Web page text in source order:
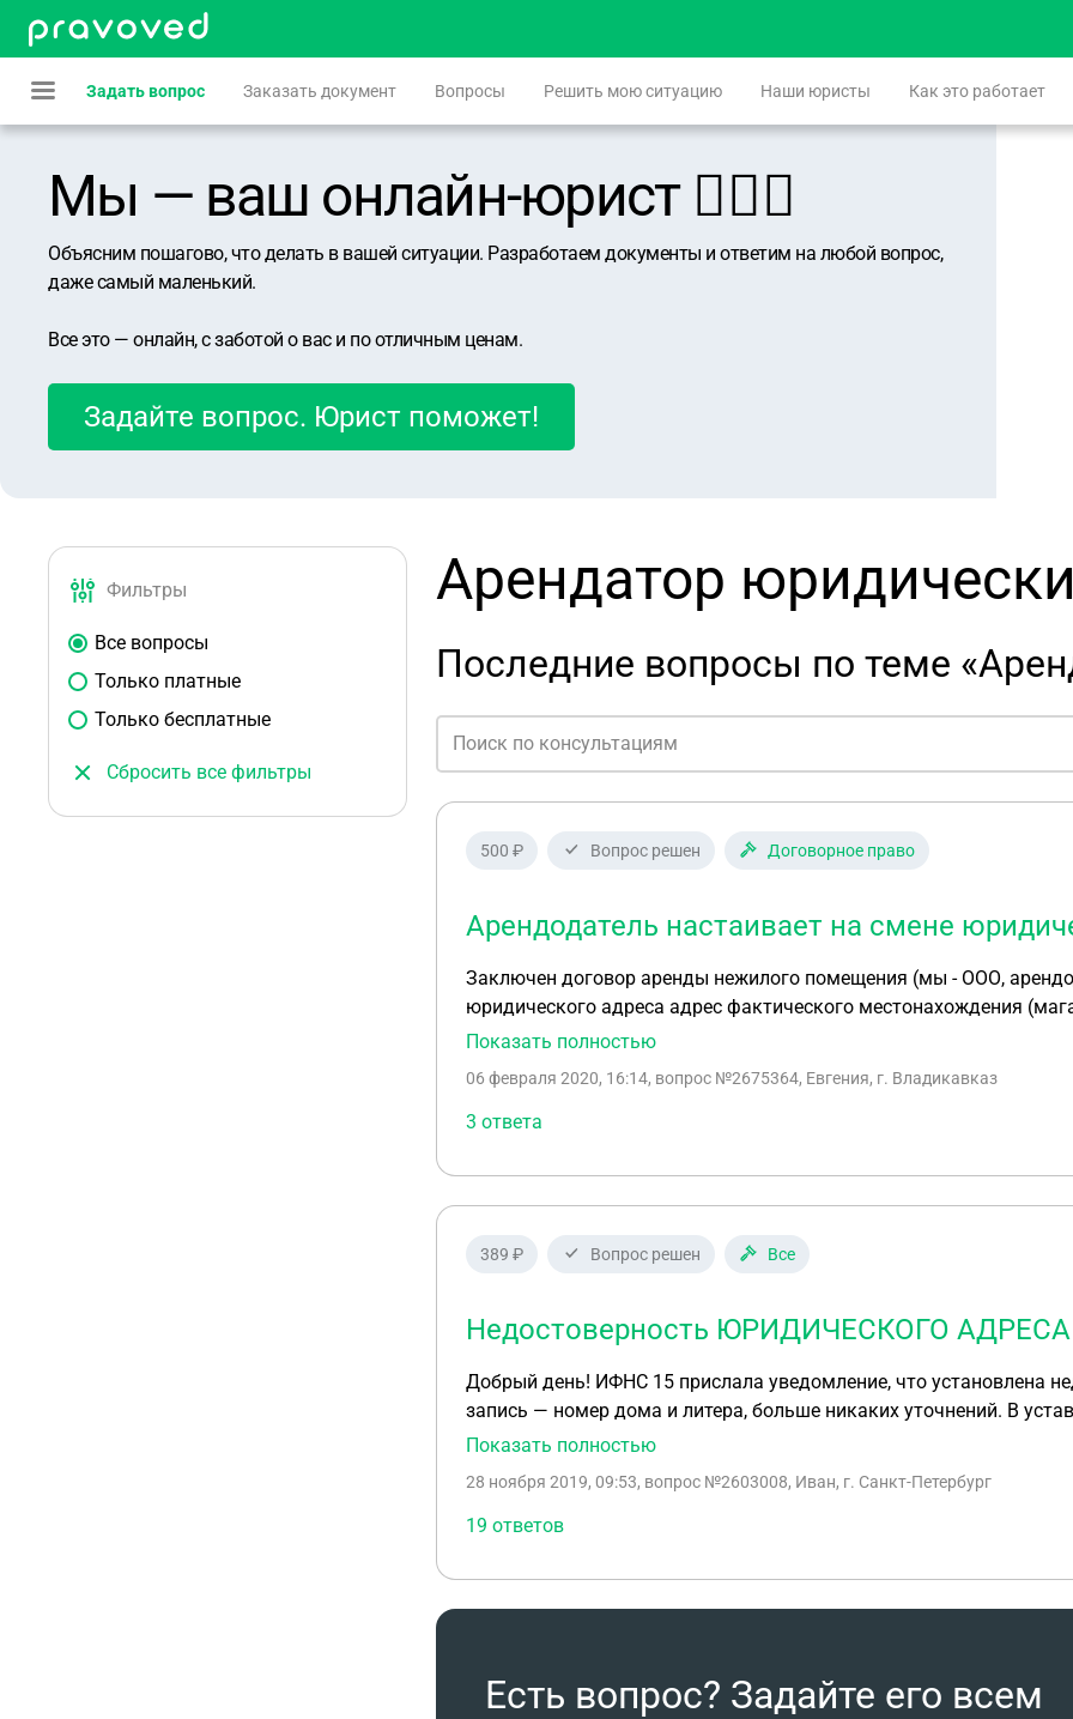
Задать вопрос Заказать документ Вопросы Решить мою ситуацию Наши юристы Как это работает
Мы — ваш онлайн-юрист 👨🏻‍⚖️
Объясним пошагово, что делать в вашей ситуации. Разработаем документы и ответим на любой вопрос,
даже самый маленький.
Все это — онлайн, с заботой о вас и по отличным ценам.
Задайте вопрос. Юрист поможет!
Фильтры
Все вопросы
Только платные
Только бесплатные
Сбросить все фильтры
Арендатор
Последние вопросы по теме
500 ₽ Вопрос решен Договорное право
Арендодатель настаивает на смене
Заключен договор аренды нежилого помещения (мы - ООО,
юридического адреса адрес фактического местонахождения
Арендодатель категорически против и настаивает на смене юр
налоги или еще что-то? Имеем ли мы право использовать в
смена юр адреса повлечет дополнительные расходы и время. Не
Показать полностью
06 февраля 2020, 16:14, вопрос №2675364, Евгения, г. Владикавказ
3 ответа
389 ₽ Вопрос решен Все
Недостоверность ЮРИДИЧЕСКОГО
Добрый день! ИФНС 15 прислала уведомление, что установлена
запись — номер дома и литера, больше никаких уточнений. В
дома, литера.Переехали пол года назад в другое помещение в
непосредственно (окно 101) или в электронном виде. Так же
виде но уже воспоьзовавшись сервисом«Гос регистрация ЮЛ и
могут быть подтверждением. Что нам делать?
Показать полностью
28 ноября 2019, 09:53, вопрос №2603008, Иван, г. Санкт-Петербург
19 ответов
Есть вопрос? Задайте его всем